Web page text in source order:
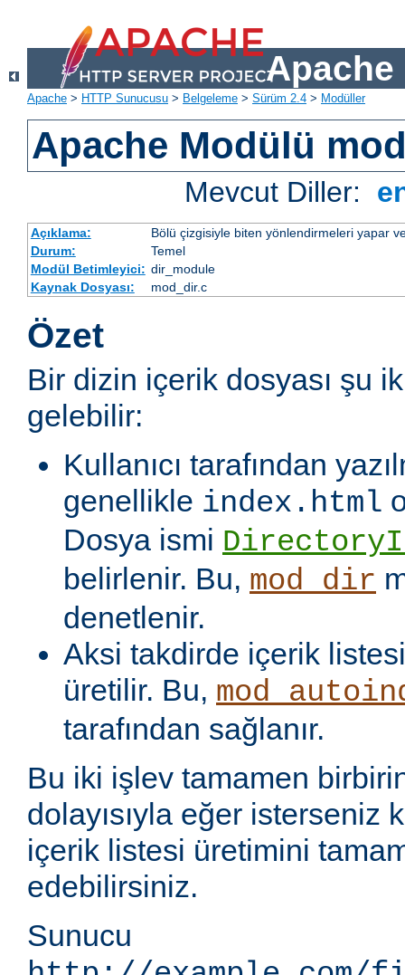
Apache
Apache > HTTP Sunucusu > Belgeleme > Sürüm 2.4 > Modüller
Apache Modülü
Mevcut Diller:
Açıklama:
Bölü çizgisiyle biten yönlendirmeleri yapar
Durum:
Temel
Modül Betimleyici: dir_module
Kaynak Dosyası:
mod_dir.c
Özet
Bir dizin içerik dosyası şu
gelebilir:
Kullanıcı tarafından
genellikle index.html
Dosya ismi
belirlenir. Bu, mod_dir
denetlenir.
Aksi takdirde içerik
üretilir. Bu,
tarafından sağlanır.
Bu iki işlev tamamen
dolayısıyla eğer isterseniz
içerik listesi üretimini
edebilirsiniz.
Sunucu